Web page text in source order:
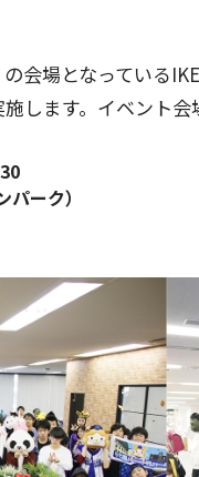
会場となっている
します。イベント
ーク）